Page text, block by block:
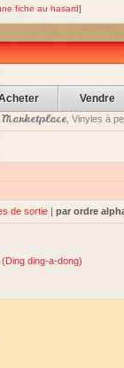
fiche au hasard]
Vendre
, Vinyles à
de sortie | par ordre
ding-a-dong)